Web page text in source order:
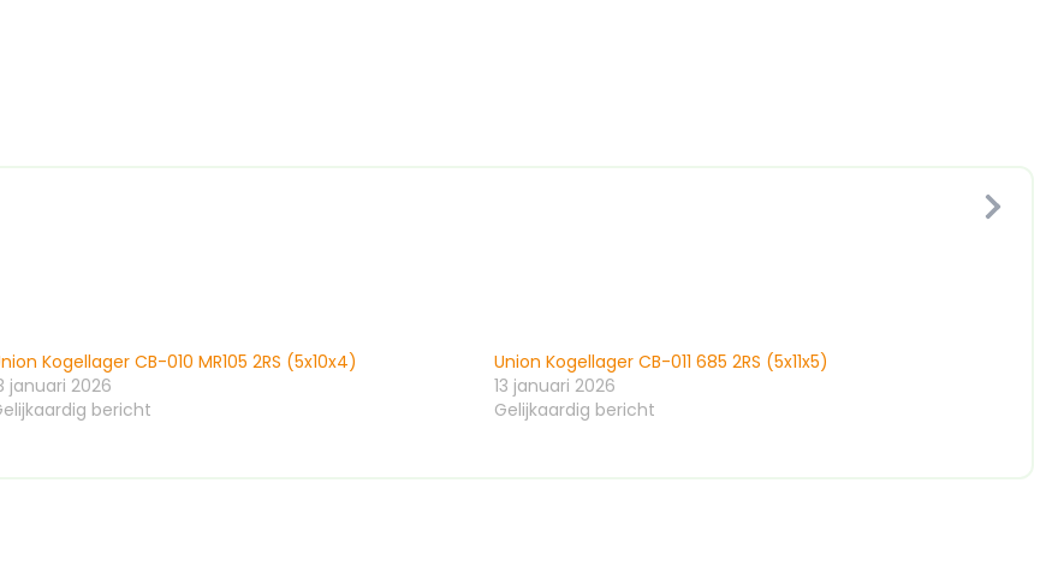
Kogellager CB-010 MR105 2RS (5x10x4)
januari 2026
bericht
Union Kogellager CB-011 685 2RS (5x11x5)
13 januari 2026
Gelijkaardig bericht